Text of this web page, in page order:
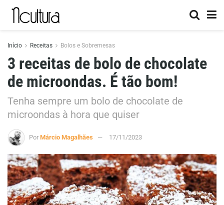
Início Receitas Bolos e Sobremesas
3 receitas de bolo de chocolate
de microondas. É tão bom!
Tenha sempre um bolo de chocolate de
microondas à hora que quiser
Por Márcio Magalhães 17/11/2023